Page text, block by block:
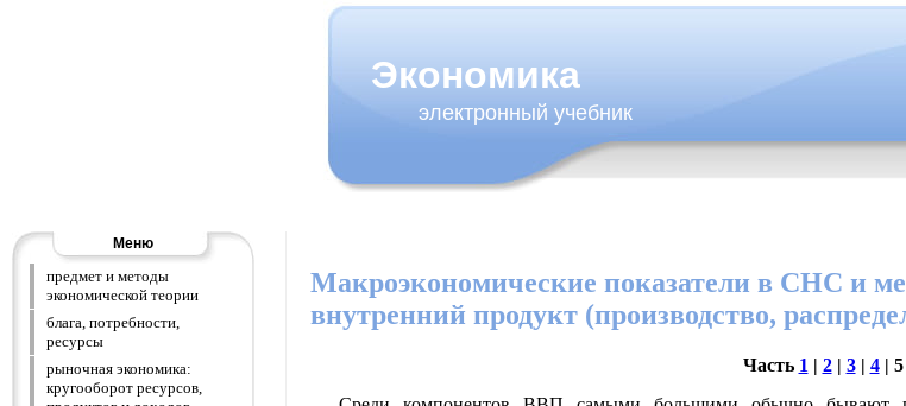
Экономика
электронный учебник
Меню
предмет и методы
экономической теории
блага, потребности,
ресурсы
рыночная экономика:
кругооборот ресурсов,
Макроэкономические показатели в СНС и
внутренний продукт (производство,
Часть 1 | 2 | 3 | 4 | 5